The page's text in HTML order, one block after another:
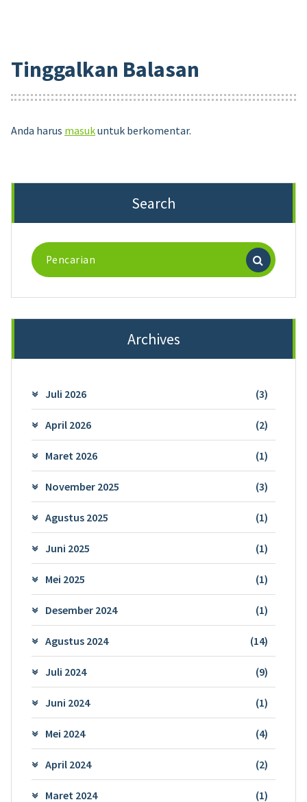
Tinggalkan Balasan
Anda harus masukuntuk berkomentar.
Search
Pencarian
untuk:
Archives
Juli 2026 (3)
April 2026 (2)
Maret 2026 (1)
November 2025 (3)
Agustus 2025 (1)
Juni 2025 (1)
Mei 2025 (1)
Desember 2024 (1)
Agustus 2024 (14)
Juli 2024 (9)
Juni 2024 (1)
Mei 2024 (4)
April 2024 (2)
Maret 2024 (1)